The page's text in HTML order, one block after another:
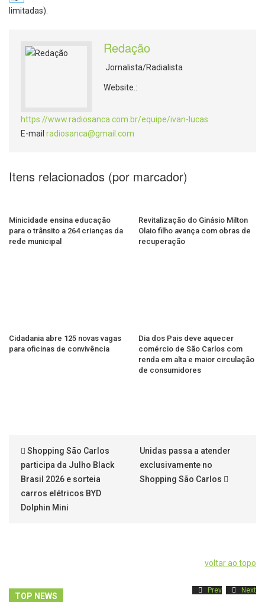
limitadas).
Redação
Jornalista/Radialista
Website.:
https://www.radiosanca.com.br/equipe/ivan-lucas
E-mail radiosanca@gmail.com
Itens relacionados (por marcador)
Minicidade ensina educação
para o trânsito a 264 crianças da
rede municipal
Revitalização do Ginásio Milton
Olaio filho avança com obras de
recuperação
Cidadania abre 125 novas vagas
para oficinas de convivência
Dia dos Pais deve aquecer
comércio de São Carlos com
renda em alta e maior circulação
de consumidores
Shopping São Carlos
participa da Julho Black
Brasil 2026 e sorteia
carros elétricos BYD
Dolphin Mini
Unidas passa a atender
exclusivamente no
Shopping São Carlos
voltar ao topo
TOP NEWS
Prev Next